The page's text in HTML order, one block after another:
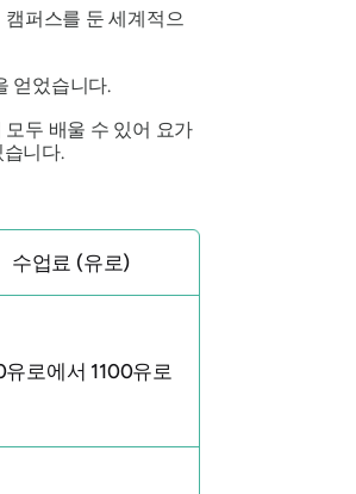
퍼스를 둔 세계적으
얻었습니다.
모두 배울 수 있어 요가
니다.
수업료 (유로)
로에서 1100유로